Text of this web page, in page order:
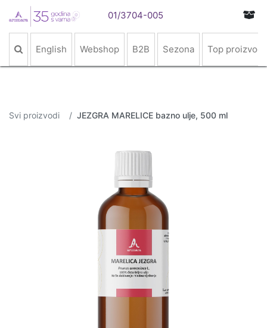
01/3704-005
English Webshop B2B Sezona Top proizvodi
Svi proizvodi JEZGRA MARELICE bazno ulje, 500 ml